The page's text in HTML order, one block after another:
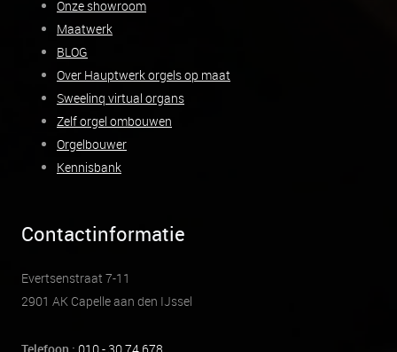
Onze showroom
Maatwerk
BLOG
Over Hauptwerk orgels op maat
Sweelinq virtual organs
Zelf orgel ombouwen
Orgelbouwer
Kennisbank
Contactinformatie
Evertsenstraat 7-11
2901 AK Capelle aan den IJssel
Telefoon : 010 - 30 74 678